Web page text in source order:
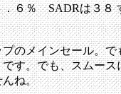
６％ SADRは３８
のメインセール。
す。でも、スムー
んね。